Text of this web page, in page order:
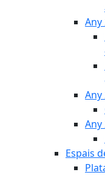
Any
Any
Any
Espais